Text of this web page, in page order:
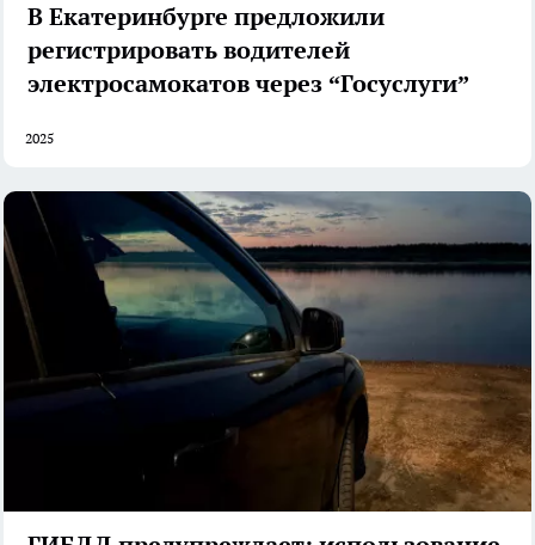
В Екатеринбурге предложили
регистрировать водителей
электросамокатов через “Госуслуги”
2025